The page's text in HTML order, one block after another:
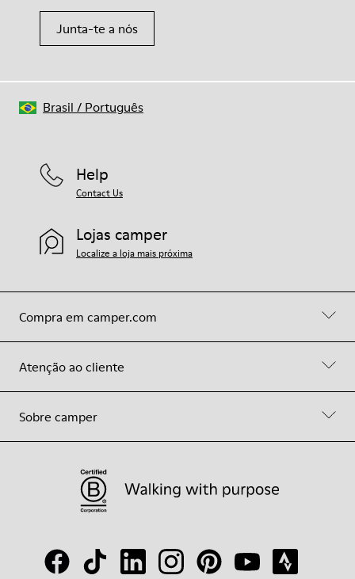
Junta-te a nós
Compra em camper.com
Atenção ao cliente
Sobre camper
Help
Contact Us
Lojas camper
Localize a loja mais próxima
Brasil / Português